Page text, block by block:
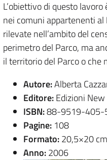
L’obiettivo di questo
nei comuni appartenenti al
rilevate nell’ambito del
perimetro del Parco, ma
il territorio del Parco o che
Autore:Alberta
Editore:Edizioni
ISBN:88-9519-405-
Pagine: 108
Formato:20,5×20 cm
Anno:2006